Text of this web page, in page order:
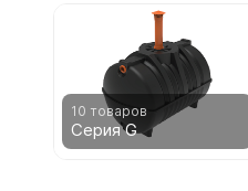
10 товаров
Серия G